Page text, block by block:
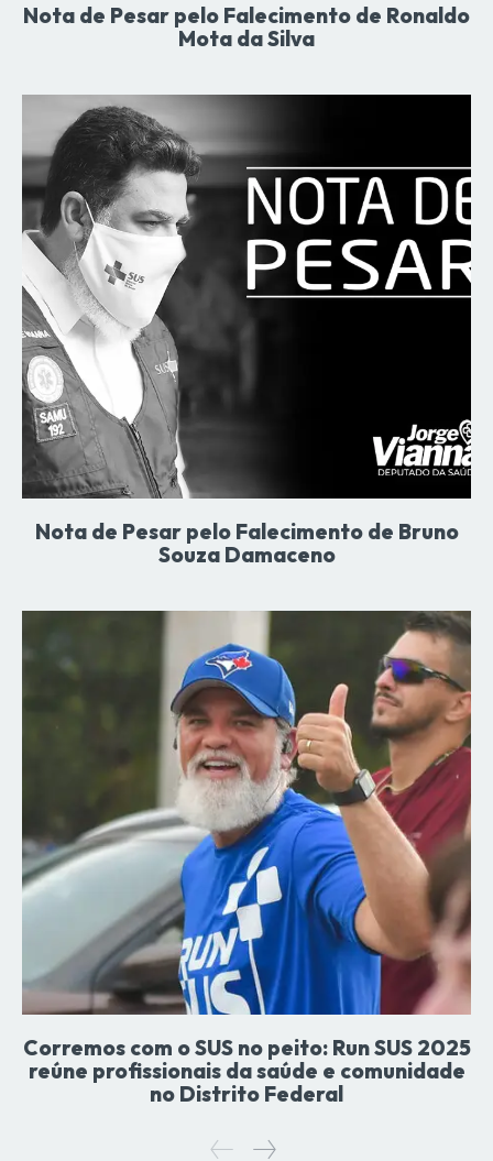
Nota de Pesar pelo Falecimento de Ronaldo
Mota da Silva
Nota de Pesar pelo Falecimento de Bruno
Souza Damaceno
Corremos com o SUS no peito: Run SUS 2025
reúne profissionais da saúde e comunidade
no Distrito Federal